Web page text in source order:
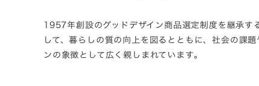
1957年創設のグッドデザイン商品選定制度を継承す
して、暮らしの質の向上を図るとともに、社会の課
ンの象徴として広く親しまれています。